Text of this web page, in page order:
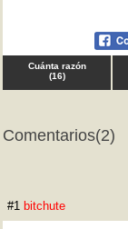
Cuánta razón
(16)
Comentarios(2)
#1 bitchute